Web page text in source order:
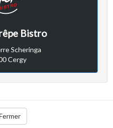
Bistro
Scheringa
Cergy